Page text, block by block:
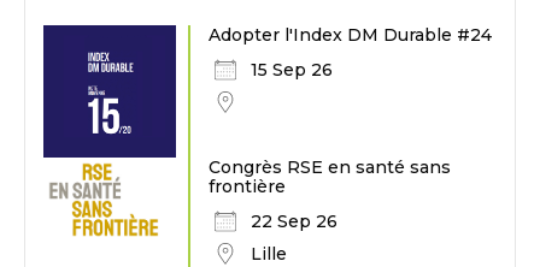
Adopter l'Index DM Durable #24
15 Sep 26
Congrès RSE en santé sans
frontière
22 Sep 26
Lille